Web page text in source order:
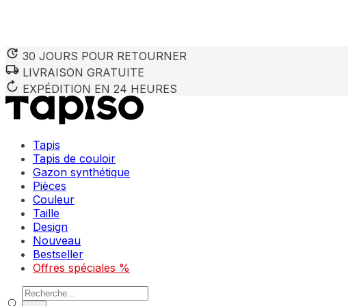
30 JOURS POUR RETOURNER
LIVRAISON GRATUITE
EXPÉDITION EN 24 HEURES
Tapis
Tapis de couloir
Gazon synthétique
Pièces
Couleur
Taille
Design
Nouveau
Bestseller
Offres spéciales %
Recherche de produits